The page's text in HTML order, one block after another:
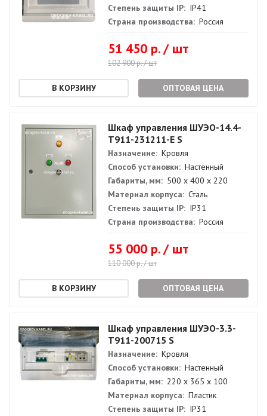
Степень защиты IP: IP41
Страна производства: Россия
51 450 р. / шт
102 900 р. / шт
ОПТОВАЯ ЦЕНА
Шкаф управления ШУЭО-14.4-
Т911-231211-Е S
Назначение: Кровля
Способ установки: Настенный
Габариты, мм: 500 х 400 х 220
Материал корпуса: Сталь
Степень защиты IP: IP31
Страна производства: Россия
55 000 р. / шт
110 000 р. / шт
ОПТОВАЯ ЦЕНА
Шкаф управления ШУЭО-3.3-
Т911-200715 S
Назначение: Кровля
Способ установки: Настенный
Габариты, мм: 220 х 365 х 100
Материал корпуса: Пластик
Степень защиты IP: IP31